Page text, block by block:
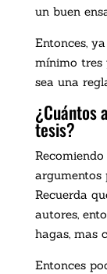
un buen
Entonces,
mínimo tres
sea una
¿Cuántos
tesis?
argumentos
Recuerda
autores,
hagas, mas
Entonces